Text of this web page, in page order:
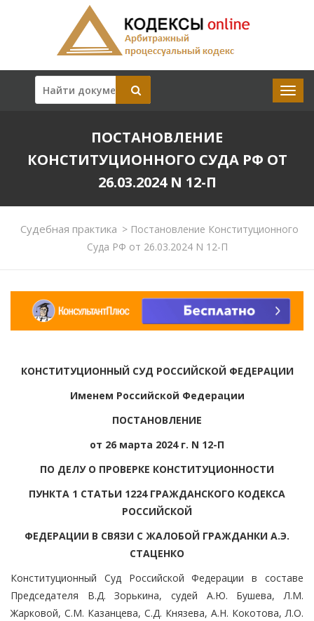
ПОСТАНОВЛЕНИЕ
КОНСТИТУЦИОННОГО СУДА РФ ОТ
26.03.2024 N 12-П
Судебная практика > Постановление Конституционного
Суда РФ от 26.03.2024 N 12-П
КОНСТИТУЦИОННЫЙ СУД РОССИЙСКОЙ ФЕДЕРАЦИИ
Именем Российской Федерации
ПОСТАНОВЛЕНИЕ
от 26 марта 2024 г. N 12-П
ПО ДЕЛУ О ПРОВЕРКЕ КОНСТИТУЦИОННОСТИ
ПУНКТА 1 СТАТЬИ 1224 ГРАЖДАНСКОГО КОДЕКСА
РОССИЙСКОЙ
ФЕДЕРАЦИИ В СВЯЗИ С ЖАЛОБОЙ ГРАЖДАНКИ А.Э.
СТАЦЕНКО
Конституционный Суд Российской Федерации в составе
Председателя В.Д. Зорькина, судей А.Ю. Бушева, Л.М.
Жарковой, С.М. Казанцева, С.Д. Князева, А.Н. Кокотова, Л.О.